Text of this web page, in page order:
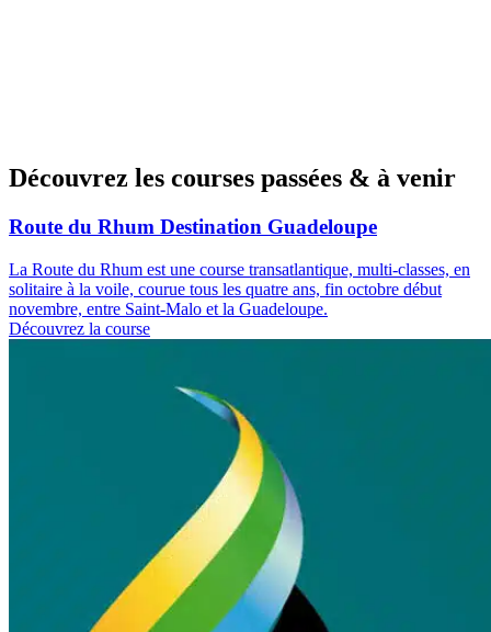
Découvrez les courses passées & à venir
Route du Rhum Destination Guadeloupe
La Route du Rhum est une course transatlantique, multi-classes, en
solitaire à la voile, courue tous les quatre ans, fin octobre début
novembre, entre Saint-Malo et la Guadeloupe.
Découvrez la course